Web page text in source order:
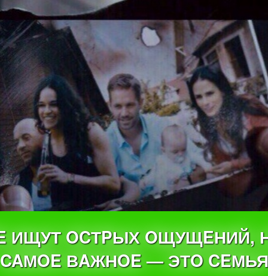
ИЩУТ OCТPЫХ OЩУЩEНИЙ,
CAМOE ВAЖНOE — ЭТO CEМЬЯ